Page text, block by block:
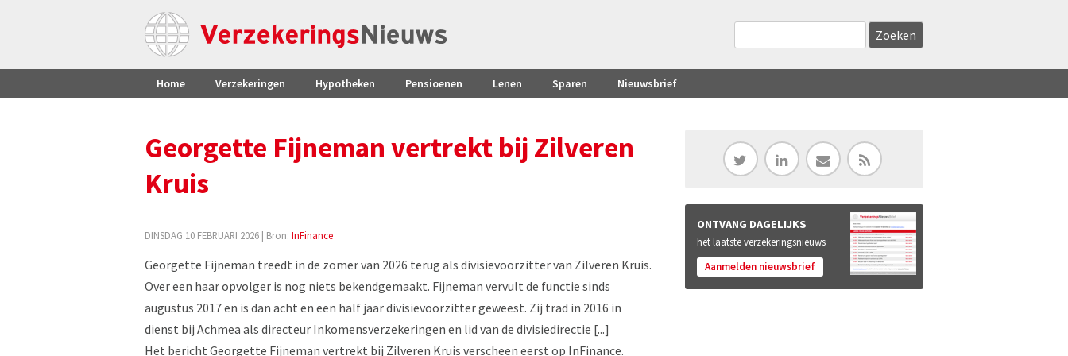
Home Verzekeringen Hypotheken Pensioenen Lenen Sparen Nieuwsbrief
Georgette Fijneman vertrekt bij Zilveren
Kruis
DINSDAG 10 FEBRUARI 2026 | Bron: InFinance
Georgette Fijneman treedt in de zomer van 2026 terug als divisievoorzitter van Zilveren Kruis.
Over een haar opvolger is nog niets bekendgemaakt. Fijneman vervult de functie sinds
augustus 2017 en is dan acht en een half jaar divisievoorzitter geweest. Zij trad in 2016 in
dienst bij Achmea als directeur Inkomensverzekeringen en lid van de divisiedirectie [...]
Het bericht Georgette Fijneman vertrekt bij Zilveren Kruis verscheen eerst op InFinance.
ONTVANG DAGELIJKS
het laatste verzekeringsnieuws
Aanmelden nieuwsbrief